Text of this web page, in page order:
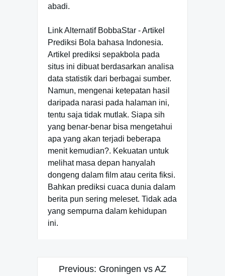
abadi.
Link Alternatif BobbaStar - Artikel
Prediksi Bola bahasa Indonesia.
Artikel prediksi sepakbola pada
situs ini dibuat berdasarkan analisa
data statistik dari berbagai sumber.
Namun, mengenai ketepatan hasil
daripada narasi pada halaman ini,
tentu saja tidak mutlak. Siapa sih
yang benar-benar bisa mengetahui
apa yang akan terjadi beberapa
menit kemudian?. Kekuatan untuk
melihat masa depan hanyalah
dongeng dalam film atau cerita fiksi.
Bahkan prediksi cuaca dunia dalam
berita pun sering meleset. Tidak ada
yang sempurna dalam kehidupan
ini.
Navigasi
Previous: Groningen vs AZ